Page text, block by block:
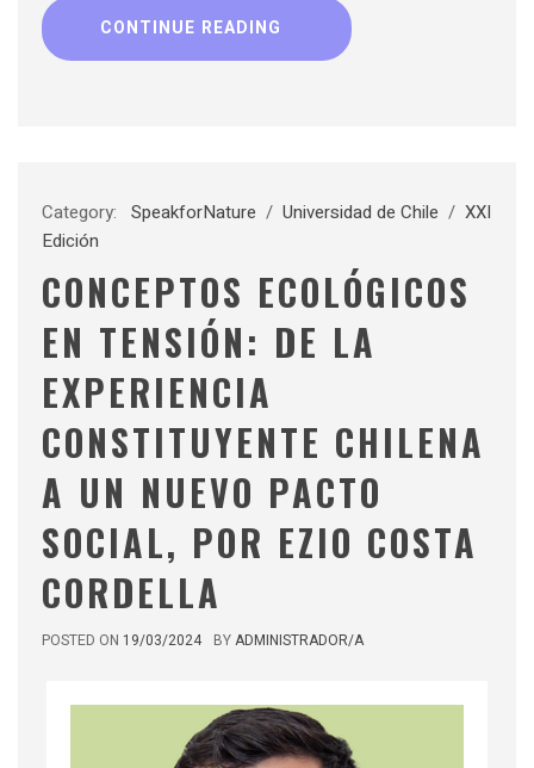
CONTINUE READING
Category: SpeakforNature / Universidad de Chile / XXI
Edición
CONCEPTOS ECOLÓGICOS
EN TENSIÓN: DE LA
EXPERIENCIA
CONSTITUYENTE CHILENA
A UN NUEVO PACTO
SOCIAL, POR EZIO COSTA
CORDELLA
POSTED ON 19/03/2024 BYADMINISTRADOR/A